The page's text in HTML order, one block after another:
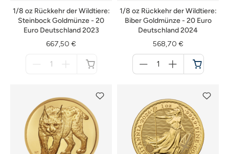
1/8 oz Rückkehr der Wildtiere:
Steinbock Goldmünze - 20
Euro Deutschland 2023
667,50 €
1/8 oz Rückkehr der Wildtiere:
Biber Goldmünze - 20 Euro
Deutschland 2024
568,70 €
für
Warenkorb